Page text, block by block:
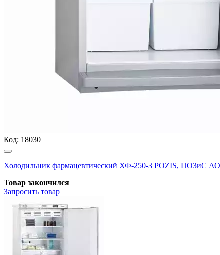
Код: 18030
Холодильник фармацевтический ХФ-250-3 POZIS, ПОЗиС АО
Товар закончился
Запросить товар